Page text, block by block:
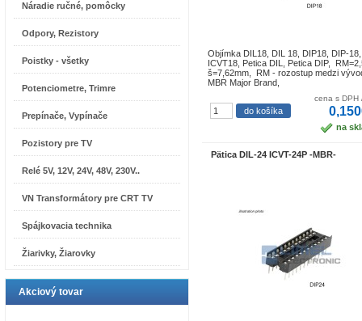
Náradie ručné, pomôcky
Odpory, Rezistory
Poistky - všetky
Potenciometre, Trimre
Prepínače, Vypínače
Pozistory pre TV
Relé 5V, 12V, 24V, 48V, 230V..
VN Transformátory pre CRT TV
Spájkovacia technika
Žiarivky, Žiarovky
Akciový tovar
Objímka DIL18, DIL 18, DIP18, DIP-
ICVT18, Petica DIL, Petica DIP,
š=7,62mm, RM - rozostup medzi
MBR Major Brand,
cena s DPH
na
Pätica DIL-24 ICVT-24P -MBR-